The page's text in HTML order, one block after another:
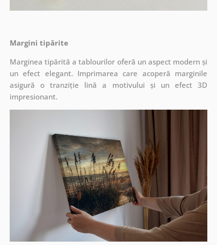
Margini tipărite
Marginea tipărită a tablourilor oferă un aspect modern și
un efect elegant. Imprimarea care acoperă marginile
asigură o tranziție lină a motivului și un efect 3D
impresionant.